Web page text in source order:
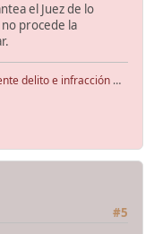
el Juez de lo
procede la
sin carnet - INAP_LAD_1178513.pdf
#5